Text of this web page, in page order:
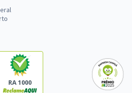
RA 1000